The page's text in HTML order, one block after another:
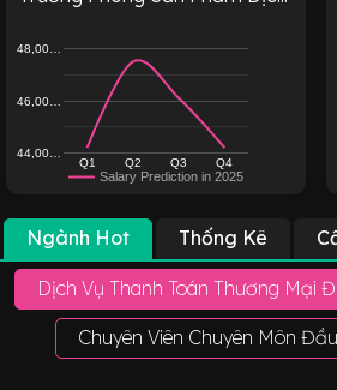
Salary Prediction in 2025
Q1 Q2 Q3 Q4
44,00…
46,00…
48,00…
Ngành Hot Thống Kê
Dịch Vụ Thanh Toán Thương Mại
Chuyên Viên Chuyên Môn